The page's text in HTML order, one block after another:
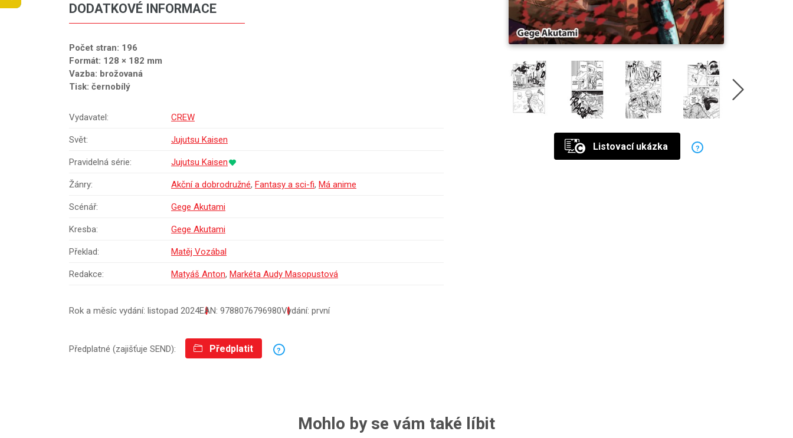
DODATKOVÉ INFORMACE
Počet stran: 196
Formát: 128 × 182 mm
Vazba: brožovaná
Tisk: černobílý
Vydavatel: CREW
Svět: Jujutsu Kaisen
Pravidelná série: Jujutsu Kaisen
Žánry: Akční a dobrodružné, Fantasy a sci-fi, Má anime
Scénář: Gege Akutami
Kresba: Gege Akutami
Překlad: Matěj Vozábal
Redakce: Matyáš Anton, Markéta Audy Masopustová
Rok a měsíc vydání: listopad 2024EAN: 9788076796980Vydání: první
Předplatné (zajišťuje SEND): Předplatit ?
Listovací ukázka ?
Mohlo by se vám také líbit